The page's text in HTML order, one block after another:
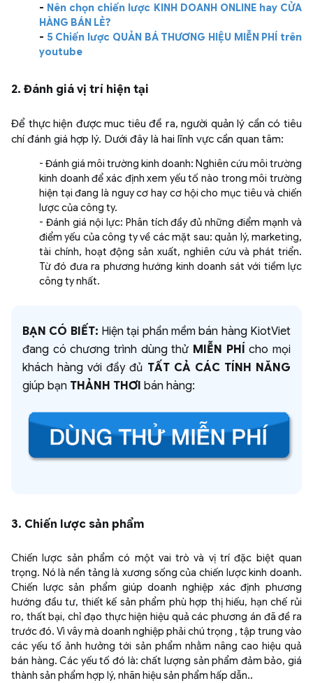
- Nên chọn chiến lược KINH DOANH ONLINE hay CỬA
HÀNG BÁN LẺ?
- 5 Chiến lược QUẢN BÁ THƯƠNG HIỆU MIỄN PHÍ trên
youtube
2. Đánh giá vị trí hiện tại
Để thực hiện được muc tiêu đề ra, người quản lý cần có tiêu
chí đánh giá hợp lý. Dưới đây là hai lĩnh vực cần quan tâm:
- Đánh giá môi trường kinh doanh: Nghiên cứu môi trường
kinh doanh để xác định xem yếu tố nào trong môi trường
hiện tại đang là nguy cơ hay cơ hội cho mục tiêu và chiến
lược của công ty.
- Đánh giá nội lực: Phân tích đầy đủ những điểm mạnh và
điểm yếu của công ty về các mặt sau: quản lý, marketing,
tài chính, hoạt động sản xuất, nghiên cứu và phát triển.
Từ đó đưa ra phương hướng kinh doanh sát với tiềm lực
công ty nhất.
BẠN CÓ BIẾT: Hiện tại phần mềm bán hàng KiotViet
đang có chương trình dùng thử MIỄN PHÍ cho mọi
khách hàng với đầy đủ TẤT CẢ CÁC TÍNH NĂNG
giúp bạn THẢNH THƠI bán hàng:
3. Chiến lược sản phẩm
Chiến lược sản phẩm có một vai trò và vị trí đặc biệt quan
trọng. Nó là nền tảng là xương sống của chiến lược kinh doanh.
Chiến lược sản phẩm giúp doanh nghiệp xác định phương
hướng đầu tư, thiết kế sản phẩm phù hợp thị hiếu, hạn chế rủi
ro, thất bại, chỉ đạo thực hiện hiệu quả các phương án đã đề ra
trước đó. Vì vây mà doanh nghiệp phải chú trọng , tập trung vào
các yếu tố ảnh hưởng tới sản phẩm nhằm nâng cao hiệu quả
bán hàng. Các yếu tố đó là: chất lượng sản phẩm đảm bảo, giá
thành sản phẩm hợp lý, nhãn hiệu sản phẩm hấp dẫn..